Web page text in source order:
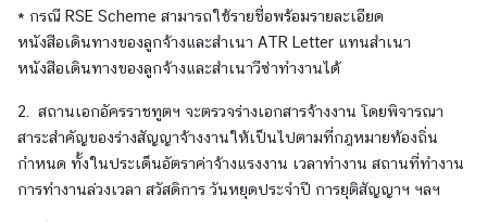
i
n
e
s
วี
* กรณี RSE Scheme สามารถใช้รายชื่อพร้อมรายละเอียด
หนังสือเดินทางของลูกจ้างและสำเนา ATR Letter แทนสำเนา
หนังสือเดินทางของลูกจ้างและสำเนาวีซ่าทำงานได้
2. สถานเอกอัครราชทูตฯ จะตรวจร่างเอกสารจ้างงาน โดยพิจารณา
สาระสำคัญของร่างสัญญาจ้างงานให้เป็นไปตามที่กฎหมายท้องถิ่น
กำหนด ทั้งในประเด็นอัตราค่าจ้างแรงงาน เวลาทำงาน สถานที่ทำงาน
การทำงานล่วงเวลา สวัสดิการ วันหยุดประจำปี การยุติสัญญาฯ ฯลฯ